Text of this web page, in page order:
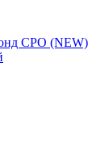
СРО (NEW)